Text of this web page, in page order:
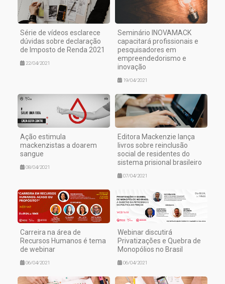
Série de vídeos esclarece
dúvidas sobre declaração
de Imposto de Renda 2021
22/04/2021
Seminário INOVAMACK
capacitará profissionais e
pesquisadores em
empreendedorismo e
inovação
19/04/2021
Ação estimula
mackenzistas a doarem
sangue
08/04/2021
Editora Mackenzie lança
livros sobre reinclusão
social de residentes do
sistema prisional brasileiro
07/04/2021
Carreira na área de
Recursos Humanos é tema
de webinar
06/04/2021
Webinar discutirá
Privatizações e Quebra de
Monopólios no Brasil
06/04/2021